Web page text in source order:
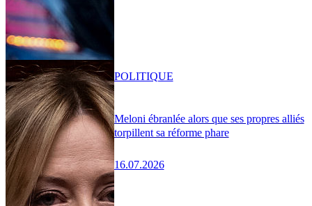
Meloni ébranlée alors que ses propres alliés
torpillent sa réforme phare
16.07.2026
POLITIQUE